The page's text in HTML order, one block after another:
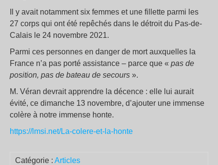
Il y avait notamment six femmes et une fillette parmi les
27 corps qui ont été repêchés dans le détroit du Pas-de-
Calais le 24 novembre 2021.
Parmi ces personnes en danger de mort auxquelles la
France n’a pas porté assistance – parce que « pas de
position, pas de bateau de secours ».
M. Véran devrait apprendre la décence : elle lui aurait
évité, ce dimanche 13 novembre, d’ajouter une immense
colère à notre immense honte.
https://lmsi.net/La-colere-et-la-honte
Catégorie : Articles